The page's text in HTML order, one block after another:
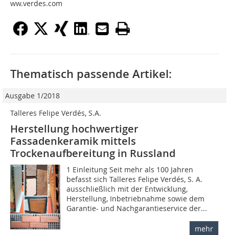
ww.verdes.com
Thematisch passende Artikel:
Ausgabe 1/2018
Talleres Felipe Verdés, S.A.
Herstellung hochwertiger
Fassadenkeramik mittels
Trockenaufbereitung in Russland
1 Einleitung Seit mehr als 100 Jahren
befasst sich Talleres Felipe Verdés, S. A.
ausschließlich mit der Entwicklung,
Herstellung, Inbetriebnahme sowie dem
Garantie- und Nachgarantieservice der...
mehr